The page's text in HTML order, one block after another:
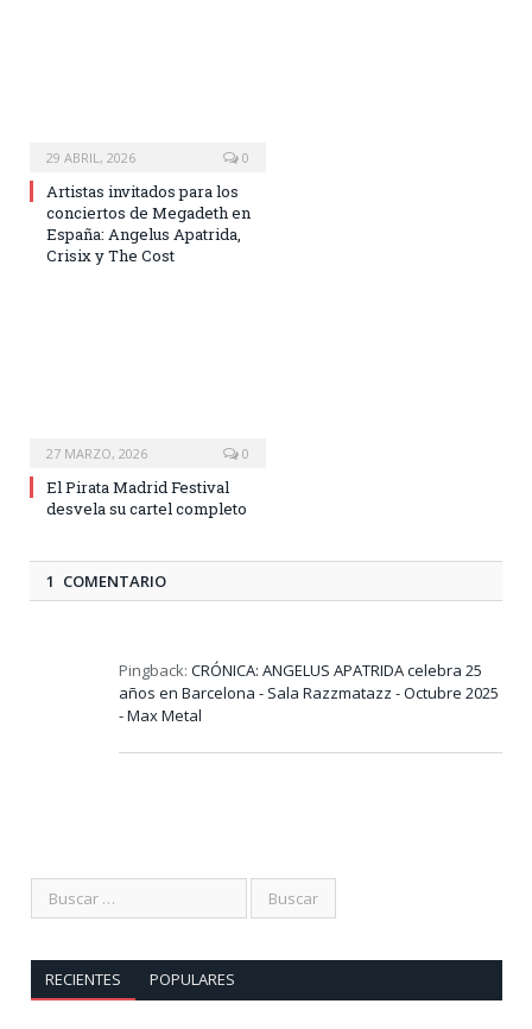
29 ABRIL, 2026 0
Artistas invitados para los
conciertos de Megadeth en
España: Angelus Apatrida,
Crisix y The Cost
27 MARZO, 2026 0
El Pirata Madrid Festival
desvela su cartel completo
1 COMENTARIO
Pingback: CRÓNICA: ANGELUS APATRIDA celebra 25
años en Barcelona - Sala Razzmatazz - Octubre 2025
- Max Metal
RECIENTES POPULARES